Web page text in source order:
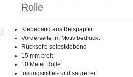
Rolle
Klebeband aus Reispapier
Vorderseite im Motiv bedruckt
Rückseite selbstklebend
15 mm breit
10 Meter Rolle
lösungsmittel- und säurefrei